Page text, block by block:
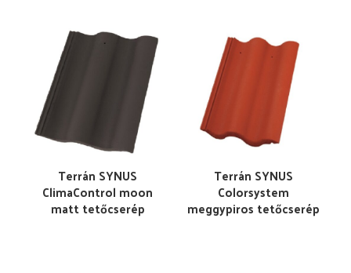
Terrán SYNUS
ClimaControl moon
matt tetőcserép
Terrán SYNUS
Colorsystem
meggypiros tetőcserép